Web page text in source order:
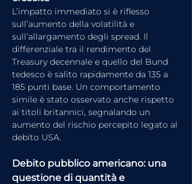
L’impatto immediato si è riflesso
sull’aumento della volatilità e
sull’allargamento degli spread. Il
differenziale tra il rendimento del
Treasury decennale e quello del Bund
tedesco è salito rapidamente da 135 a
185 punti base. Un comportamento
simile è stato osservato anche rispetto
ai titoli britannici, segnalando un
aumento del rischio percepito legato al
debito USA.
Debito pubblico americano: una
questione di quantità e